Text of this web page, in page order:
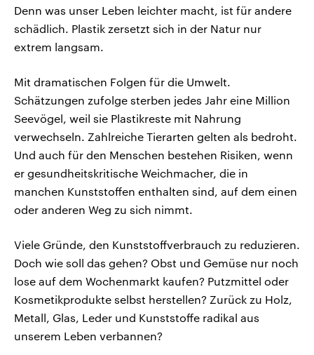
Denn was unser Leben leichter macht, ist für andere
schädlich. Plastik zersetzt sich in der Natur nur
extrem langsam.
Mit dramatischen Folgen für die Umwelt.
Schätzungen zufolge sterben jedes Jahr eine Million
Seevögel, weil sie Plastikreste mit Nahrung
verwechseln. Zahlreiche Tierarten gelten als bedroht.
Und auch für den Menschen bestehen Risiken, wenn
er gesundheitskritische Weichmacher, die in
manchen Kunststoffen enthalten sind, auf dem einen
oder anderen Weg zu sich nimmt.
Viele Gründe, den Kunststoffverbrauch zu reduzieren.
Doch wie soll das gehen? Obst und Gemüse nur noch
lose auf dem Wochenmarkt kaufen? Putzmittel oder
Kosmetikprodukte selbst herstellen? Zurück zu Holz,
Metall, Glas, Leder und Kunststoffe radikal aus
unserem Leben verbannen?